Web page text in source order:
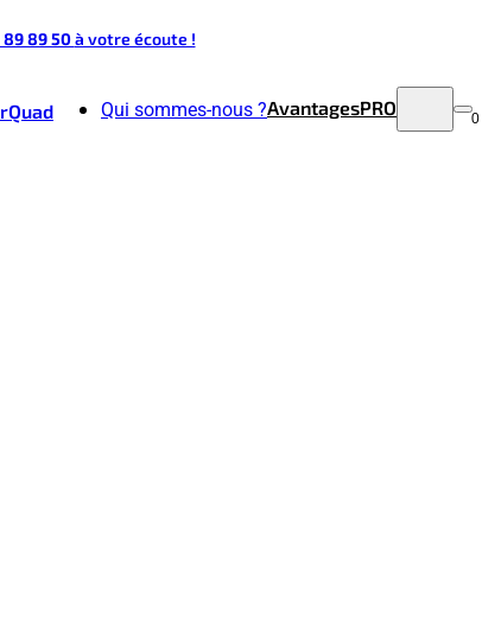
89 50à votre écoute !
Quad Qui sommes-nous ?AvantagesPRO 0